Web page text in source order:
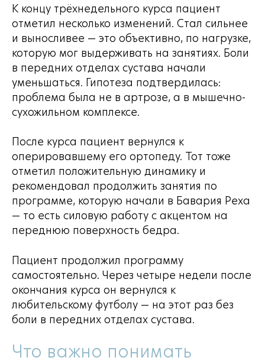
К концу трёхнедельного курса пациент
отметил несколько изменений. Стал сильнее
и выносливее — это объективно, по нагрузке,
которую мог выдерживать на занятиях. Боли
в передних отделах сустава начали
уменьшаться. Гипотеза подтвердилась:
проблема была не в артрозе, а в мышечно-
сухожильном комплексе.
После курса пациент вернулся к
оперировавшему его ортопеду. Тот тоже
отметил положительную динамику и
рекомендовал продолжить занятия по
программе, которую начали в Бавария Реха
— то есть силовую работу с акцентом на
переднюю поверхность бедра.
Пациент продолжил программу
самостоятельно. Через четыре недели после
окончания курса он вернулся к
любительскому футболу — на этот раз без
боли в передних отделах сустава.
Что важно понимать